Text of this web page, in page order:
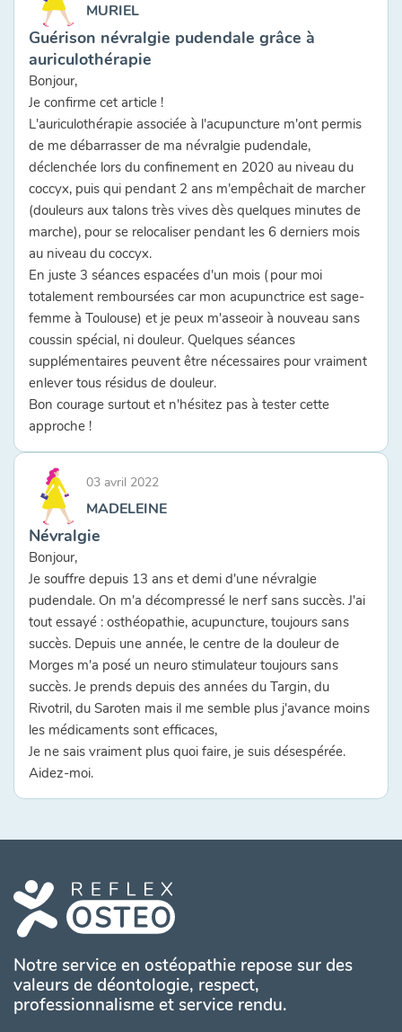
MURIEL
Guérison névralgie pudendale grâce à
auriculothérapie
Bonjour,
Je confirme cet article !
L'auriculothérapie associée à l'acupuncture m'ont permis
de me débarrasser de ma névralgie pudendale,
déclenchée lors du confinement en 2020 au niveau du
coccyx, puis qui pendant 2 ans m'empêchait de marcher
(douleurs aux talons très vives dès quelques minutes de
marche), pour se relocaliser pendant les 6 derniers mois
au niveau du coccyx.
En juste 3 séances espacées d'un mois (pour moi
totalement remboursées car mon acupunctrice est sage-
femme à Toulouse) et je peux m'asseoir à nouveau sans
coussin spécial, ni douleur. Quelques séances
supplémentaires peuvent être nécessaires pour vraiment
enlever tous résidus de douleur.
Bon courage surtout et n'hésitez pas à tester cette
approche !
03 avril 2022
MADELEINE
Névralgie
Bonjour,
Je souffre depuis 13 ans et demi d'une névralgie
pudendale. On m'a décompressé le nerf sans succès. J'ai
tout essayé : osthéopathie, acupuncture, toujours sans
succès. Depuis une année, le centre de la douleur de
Morges m'a posé un neuro stimulateur toujours sans
succès. Je prends depuis des années du Targin, du
Rivotril, du Saroten mais il me semble plus j'avance moins
les médicaments sont efficaces,
Je ne sais vraiment plus quoi faire, je suis désespérée.
Aidez-moi.
Notre service en ostéopathie repose sur des
valeurs de déontologie, respect,
professionnalisme et service rendu.